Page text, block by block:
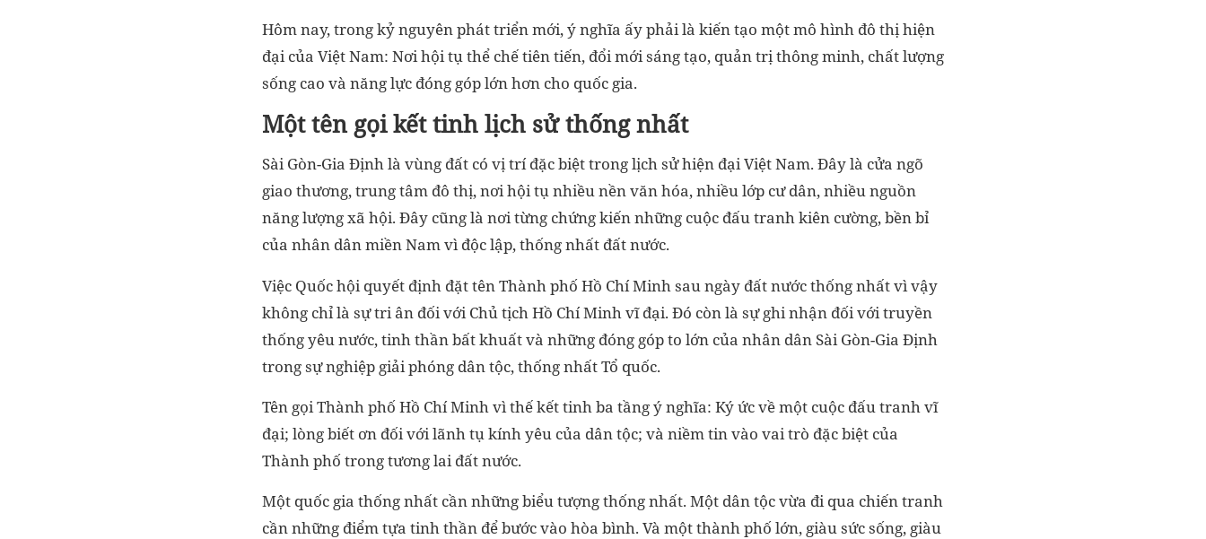
Hôm nay, trong kỷ nguyên phát triển mới, ý nghĩa ấy phải là kiến tạo một mô hình đô thị hiện
đại của Việt Nam: Nơi hội tụ thể chế tiên tiến, đổi mới sáng tạo, quản trị thông minh, chất lượng
sống cao và năng lực đóng góp lớn hơn cho quốc gia.
Một tên gọi kết tinh lịch sử thống nhất
Sài Gòn-Gia Định là vùng đất có vị trí đặc biệt trong lịch sử hiện đại Việt Nam. Đây là cửa ngõ
giao thương, trung tâm đô thị, nơi hội tụ nhiều nền văn hóa, nhiều lớp cư dân, nhiều nguồn
năng lượng xã hội. Đây cũng là nơi từng chứng kiến những cuộc đấu tranh kiên cường, bền bỉ
của nhân dân miền Nam vì độc lập, thống nhất đất nước.
Việc Quốc hội quyết định đặt tên Thành phố Hồ Chí Minh sau ngày đất nước thống nhất vì vậy
không chỉ là sự tri ân đối với Chủ tịch Hồ Chí Minh vĩ đại. Đó còn là sự ghi nhận đối với truyền
thống yêu nước, tinh thần bất khuất và những đóng góp to lớn của nhân dân Sài Gòn-Gia Định
trong sự nghiệp giải phóng dân tộc, thống nhất Tổ quốc.
Tên gọi Thành phố Hồ Chí Minh vì thế kết tinh ba tầng ý nghĩa: Ký ức về một cuộc đấu tranh vĩ
đại; lòng biết ơn đối với lãnh tụ kính yêu của dân tộc; và niềm tin vào vai trò đặc biệt của
Thành phố trong tương lai đất nước.
Một quốc gia thống nhất cần những biểu tượng thống nhất. Một dân tộc vừa đi qua chiến tranh
cần những điểm tựa tinh thần để bước vào hòa bình. Và một thành phố lớn, giàu sức sống, giàu